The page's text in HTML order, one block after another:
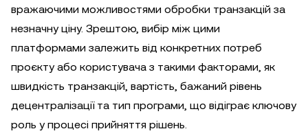
вражаючими можливостями обробки транзакцій за
незначну ціну. Зрештою, вибір між цими
платформами залежить від конкретних потреб
проєкту або користувача з такими факторами, як
швидкість транзакцій, вартість, бажаний рівень
децентралізації та тип програми, що відіграє ключову
роль у процесі прийняття рішень.